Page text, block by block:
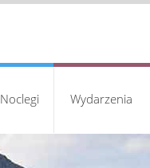
Noclegi Wydarzenia